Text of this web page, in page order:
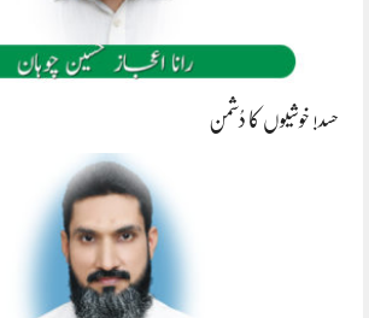
حسد! خوشیوں کا دُشمن